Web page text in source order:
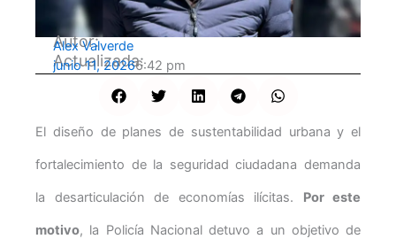
Autor:
Alex Valverde
Actualizada:
junio 11, 20266:42 pm
El diseño de planes de sustentabilidad urbana y el
fortalecimiento de la seguridad ciudadana demanda
la desarticulación de economías ilícitas. Por este
motivo, la Policía Nacional detuvo a un objetivo de